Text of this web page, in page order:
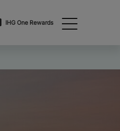
IHG One Rewards